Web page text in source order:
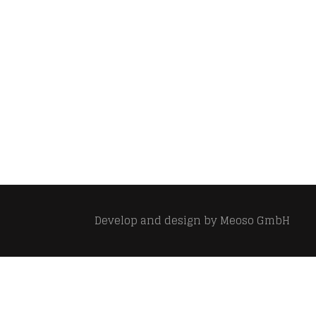
Develop and design byMeoso GmbH